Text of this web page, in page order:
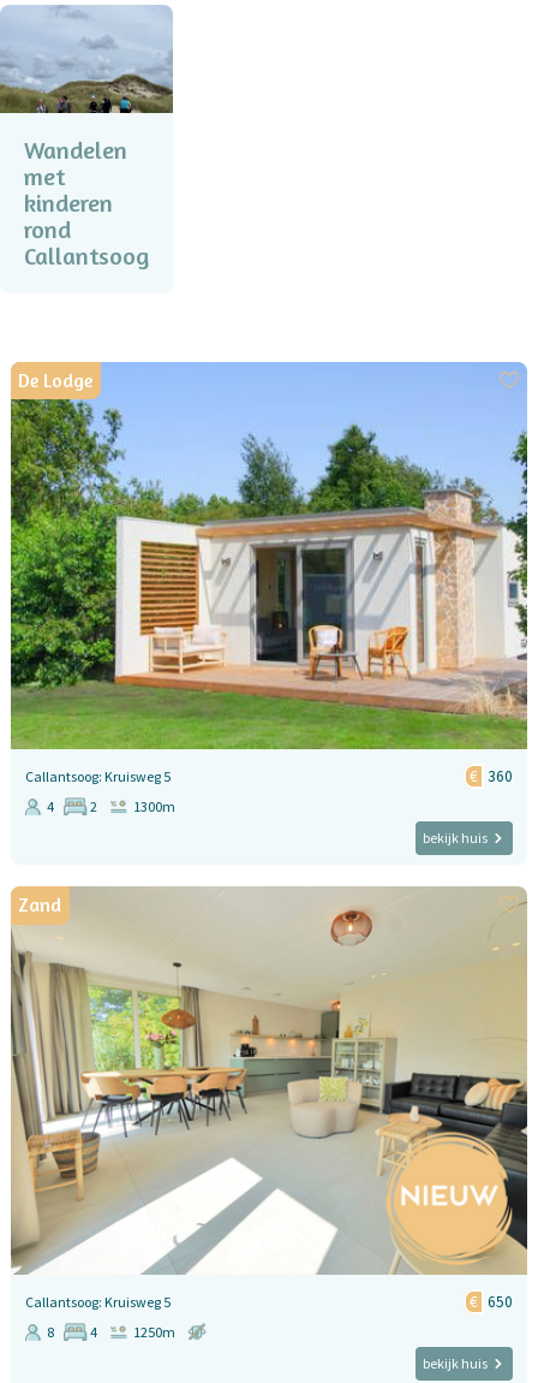
Wandelen
met
kinderen
rond
Callantsoog
De Lodge
Callantsoog: Kruisweg 5 360
4 2
1300m
bekijk huis
Zand
Callantsoog: Kruisweg 5 650
8 4
1250m
bekijk huis